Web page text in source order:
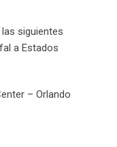
siguientes
a Estados
– Orlando